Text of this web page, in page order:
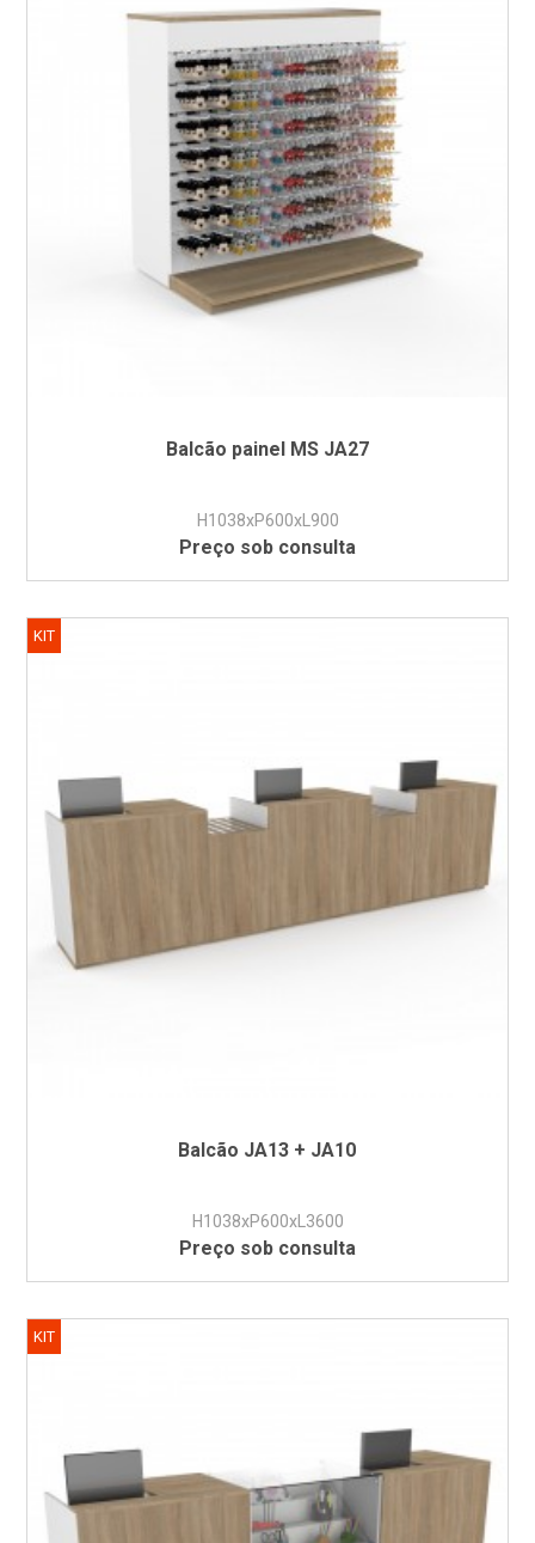
Balcão painel MS JA27
H1038xP600xL900
Preço sob consulta
Balcão JA13 + JA10
H1038xP600xL3600
Preço sob consulta
KIT
KIT